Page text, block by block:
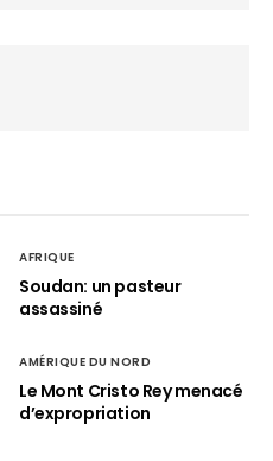
AFRIQUE
Soudan: un pasteur
assassiné
AMÉRIQUE DU NORD
Le Mont Cristo Rey menacé
d’expropriation